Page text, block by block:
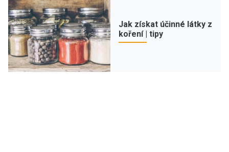
Jak získat účinné látky z
koření | tipy